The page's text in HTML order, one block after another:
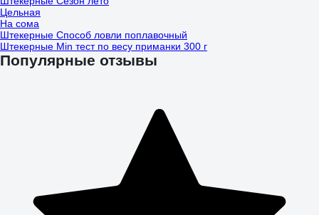
Цельная
На сома
Штекерные Способ ловли поплавочный
Штекерные Min тест по весу приманки 300 г
Популярные отзывы